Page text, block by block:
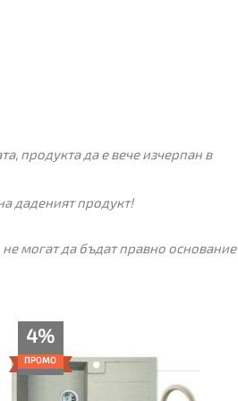
продукта да е вече изчерпан в
даденият продукт!
могат да бъдат правно основание
4%
ПРОМО was:
239.00€.
е: